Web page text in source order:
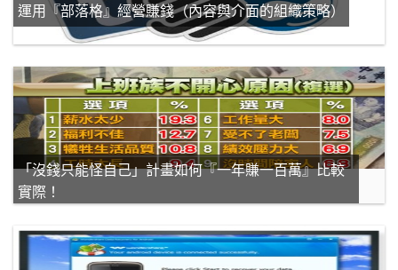
運用『部落格』經營賺錢（內容與介面的組織策略）
「沒錢只能怪自己」計畫如何『一年賺一百萬』比較
實際！